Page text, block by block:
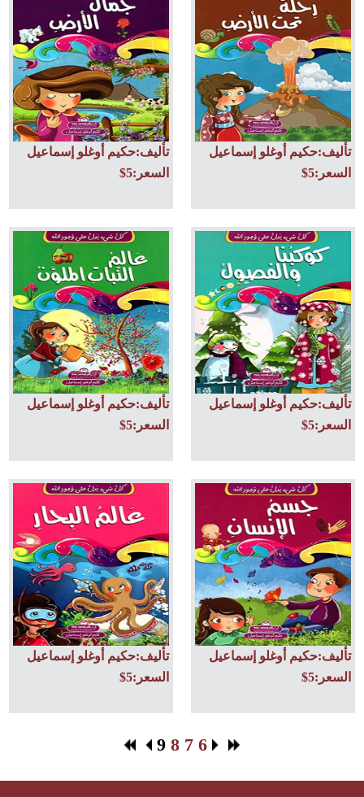
تأليف:حكيم أوغلو إسماعيل
السعر:5$
تأليف:حكيم أوغلو إسماعيل
السعر:5$
تأليف:حكيم أوغلو إسماعيل
السعر:5$
تأليف:حكيم أوغلو إسماعيل
السعر:5$
تأليف:حكيم أوغلو إسماعيل
السعر:5$
تأليف:حكيم أوغلو إسماعيل
السعر:5$
6
7
8
9